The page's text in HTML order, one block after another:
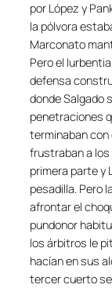
por López y
la pólvora
Marconato
Pero el
defensa
donde Salgado
penetraciones
terminaban
frustraban a los
primera parte y
pesadilla. Pero
afrontar el
pundonor
los árbitros le
hacían en sus
tercer cuerto